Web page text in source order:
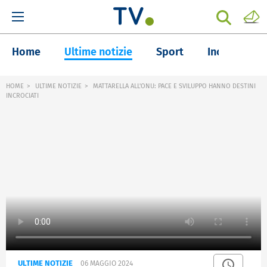
Home Ultime notizie Sport Inchieste
HOME ULTIME NOTIZIE
MATTARELLA ALL'ONU: PACE E SVILUPPO HANNO DESTINI
INCROCIATI
ULTIME NOTIZIE 06 MAGGIO 2024